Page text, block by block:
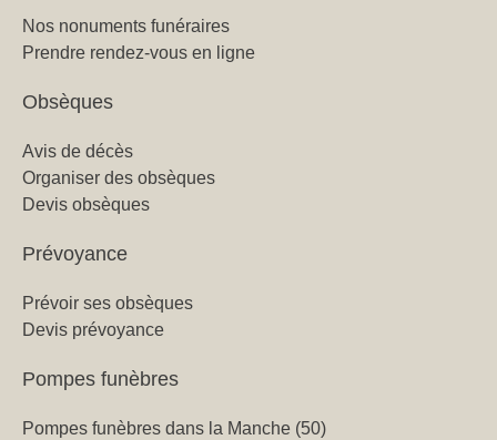
Nos nonuments funéraires
Prendre rendez-vous en ligne
Obsèques
Avis de décès
Organiser des obsèques
Devis obsèques
Prévoyance
Prévoir ses obsèques
Devis prévoyance
Pompes funèbres
Pompes funèbres dans la Manche (50)